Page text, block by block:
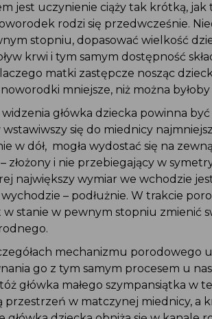
jest uczynienie ciąży tak krótką, jak
rodzi się przedwcześnie.
stopniu, dopasować wielkość
krwi i tym samym dostępność
matki zastępcze nosząc
mniejsze, niż można byłoby
główka dziecka powinna być
się do miednicy
w dół, mogła wydostać się na
złożony i nie przebiegający w
największy wymiar we wchodzie
– podłużnie. W trakcie
stanie w pewnym stopniu zmienić
mechanizmu porodowego
go z tym samym procesem u
główka małego szympansiątka w
przestrzeń w matczynej miednicy, a